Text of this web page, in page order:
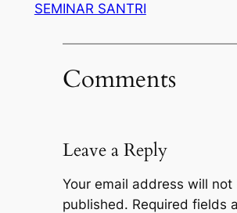
SEMINAR SANTRI
Comments
Leave a Reply
Your email address will not
published. Required fields